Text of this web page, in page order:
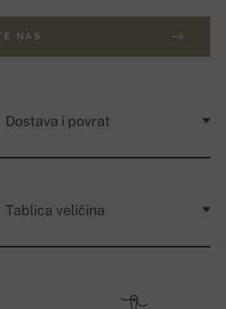
NAS
Dostava i povrat
Tablica veličina